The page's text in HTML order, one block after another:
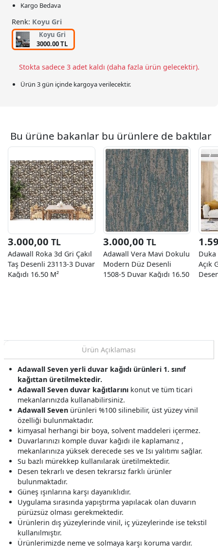
Kargo Bedava
Renk: Koyu Gri
Koyu Gri
3000.00 TL
Stokta sadece 3 adet kaldı (daha fazla ürün gelecektir).
Ürün 3 gün içinde kargoya verilecektir.
Bu ürüne bakanlar bu ürünlere de baktılar
3.000,00 TL
Adawall Roka 3d Gri Çakıl
Taş Desenli 23113-3 Duvar
Kağıdı 16.50 M²
3.000,00 TL
Adawall Vera Mavi Dokulu
Modern Düz Desenli
1508-5 Duvar Kağıdı 16.50
Duka
Açık
Ürün Açıklaması
Adawall Seven yerli duvar kağıdı ürünleri 1. sınıf
kağıttan üretilmektedir.
Adawall Seven duvar kağıtlarını konut ve tüm ticari
mekanlarınızda kullanabilirsiniz.
Adawall Seven ürünleri %100 silinebilir, üst yüzey vinil
özelliği bulunmaktadır.
kimyasal herhangi bir boya, solvent maddeleri içermez.
Duvarlarınızı komple duvar kağıdı ile kaplamanız ,
mekanlarınıza yüksek derecede ses ve Isı yalıtımı sağlar.
Su bazlı mürekkep kullanılarak üretilmektedir.
Desen tekrarlı ve desen tekrarsız farklı ürünler
bulunmaktadır.
Güneş ışınlarına karşı dayanıklıdır.
Uygulama sırasında yapıştırma yapılacak olan duvarın
pürüzsüz olması gerekmektedir.
Ürünlerin dış yüzeylerinde vinil, iç yüzeylerinde ise tekstil
kullanılmıştır.
Ürünlerimizde neme ve solmaya karşı koruma vardır.